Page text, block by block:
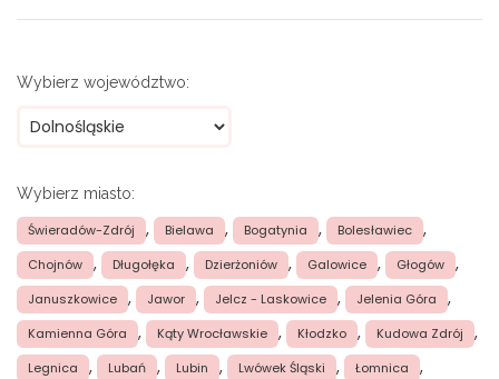
Wybierz województwo:
Wybierz miasto:
Świeradów-Zdrój , Bielawa , Bogatynia , Bolesławiec ,
Chojnów , Długołęka , Dzierżoniów , Galowice , Głogów ,
Januszkowice , Jawor , Jelcz - Laskowice , Jelenia Góra ,
Kamienna Góra , Kąty Wrocławskie , Kłodzko , Kudowa Zdrój ,
Legnica , Lubań , Lubin , Lwówek Śląski , Łomnica ,